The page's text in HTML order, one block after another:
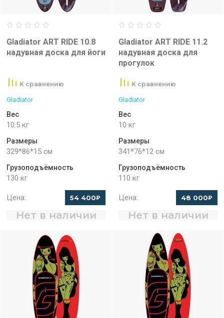
Gladiator ART RIDE 10.8
надувная доска для йоги
К сравнению
Gladiator
Вес
10.5 кг
Размеры
329*86*15 см
Грузоподъёмность
130 кг
Цена: 54 400₽
Нет в наличии
Gladiator ART RIDE 11.2
надувная доска для
прогулок
К сравнению
Gladiator
Вес
10 кг
Размеры
341*76*12 см
Грузоподъёмность
110 кг
Цена: 48 000₽
Нет в наличии